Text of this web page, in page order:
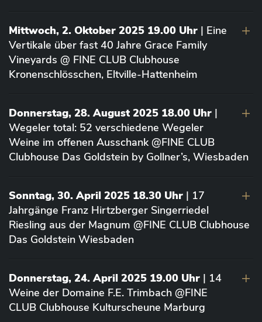
Mittwoch, 2. Oktober 2025 19.00 Uhr | Eine
Vertikale über fast 40 Jahre Grace Family
Vineyards @ FINE CLUB Clubhouse
Kronenschlösschen, Eltville-Hattenheim
Donnerstag, 28. August 2025 18.00 Uhr |
Wegeler total: 52 verschiedene Wegeler
Weine im offenen Ausschank @FINE CLUB
Clubhouse Das Goldstein by Gollner’s, Wiesbaden
Sonntag, 30. April 2025 18.30 Uhr | 17
Jahrgänge Franz Hirtzberger Singerriedel
Riesling aus der Magnum @FINE CLUB Clubhouse
Das Goldstein Wiesbaden
Donnerstag, 24. April 2025 19.00 Uhr | 14
Weine der Domaine F.E. Trimbach @FINE
CLUB Clubhouse Kulturscheune Marburg